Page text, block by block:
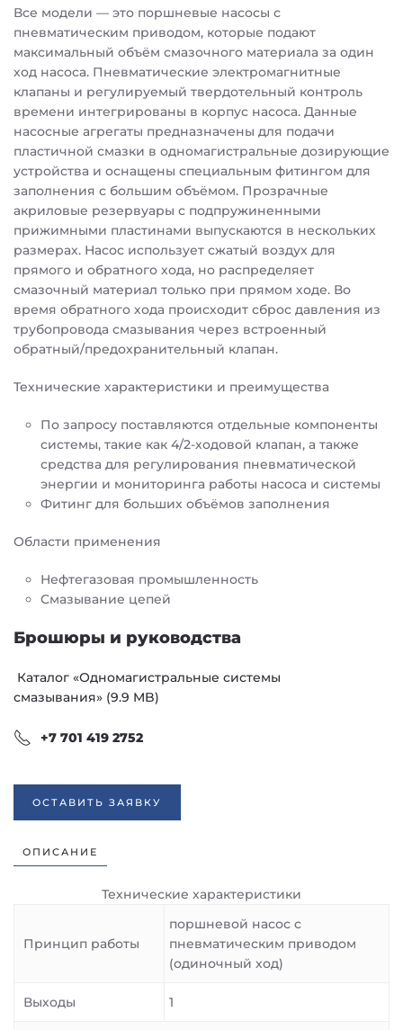
Все модели — это поршневые насосы с
пневматическим приводом, которые подают
максимальный объём смазочного материала за один
ход насоса. Пневматические электромагнитные
клапаны и регулируемый твердотельный контроль
времени интегрированы в корпус насоса. Данные
насосные агрегаты предназначены для подачи
пластичной смазки в одномагистральные дозирующие
устройства и оснащены специальным фитингом для
заполнения с большим объёмом. Прозрачные
акриловые резервуары с подпружиненными
прижимными пластинами выпускаются в нескольких
размерах. Насос использует сжатый воздух для
прямого и обратного хода, но распределяет
смазочный материал только при прямом ходе. Во
время обратного хода происходит сброс давления из
трубопровода смазывания через встроенный
обратный/предохранительный клапан.
Технические характеристики и преимущества
По запросу поставляются отдельные компоненты
системы, такие как 4/2-ходовой клапан, а также
средства для регулирования пневматической
энергии и мониторинга работы насоса и системы
Фитинг для больших объёмов заполнения
Области применения
Нефтегазовая промышленность
Смазывание цепей
Брошюры и руководства
Каталог «Одномагистральные системы
смазывания» (9.9 MB)
+7 701 419 2752
ОСТАВИТЬ ЗАЯВКУ
ОПИСАНИЕ
Технические характеристики
Принцип работы
поршневой насос с
пневматическим приводом
(одиночный ход)
Выходы 1